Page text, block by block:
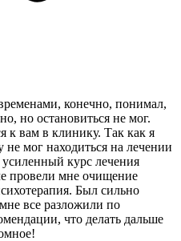
конечно, понимал,
но остановиться не мог.
к вам в клинику. Так как я
не мог находиться на лечении
курс лечения
провели мне очищение
Был сильно
все разложили по
что делать дальше